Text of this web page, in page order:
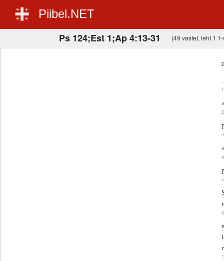
Piibel.NET
Ps 124;Est 1;Ap 4:13-31 (49 vastet, leht 1
1
2
3
4
5
6
7